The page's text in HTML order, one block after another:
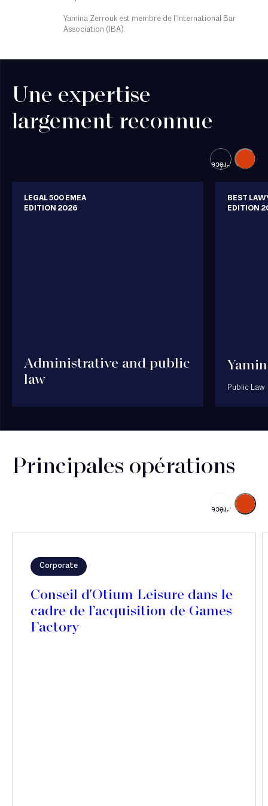
Yamina Zerrouk est membre de l’International Bar
Association (IBA).
Une expertise
largement reconnue
Précédent
Suivant
LEGAL 500 EMEA
EDITION 2026
Administrative and public
law
BEST
EDITION
Public Law
Principales opérations
Précédent
Suivant
Corporate
Conseil d'Otium Leisure dans le
cadre de l’acquisition de Games
Factory